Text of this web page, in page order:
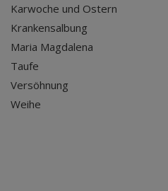
Karwoche und Ostern
Krankensalbung
Maria Magdalena
Taufe
Versöhnung
Weihe